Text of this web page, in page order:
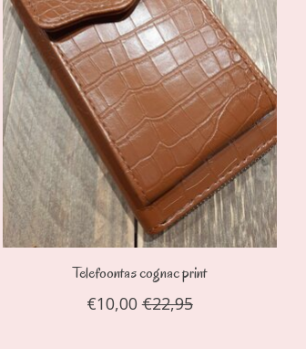
Telefoontas cognac print
€10,00 €22,95